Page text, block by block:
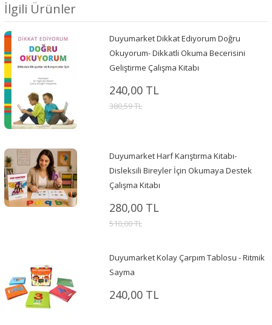
İlgili Ürünler
Duyumarket Dikkat Ediyorum Doğru
Okuyorum- Dikkatli Okuma Becerisini
Geliştirme Çalışma Kitabı
240,00 TL
380,59 TL
Duyumarket Harf Karıştırma Kitabı-
Disleksili Bireyler İçin Okumaya Destek
Çalışma Kitabı
280,00 TL
510,00 TL
Duyumarket Kolay Çarpım Tablosu - Ritmik
Sayma
240,00 TL